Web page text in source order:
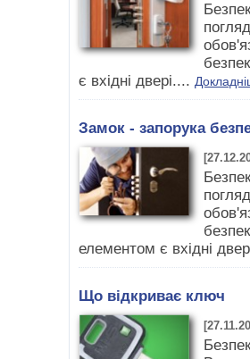
є вхідні двері....
Замок - запорука
елементом є вхідні
Що відкриває ключ